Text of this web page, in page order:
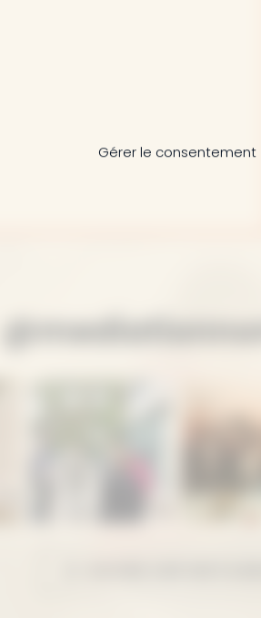
Gérer le consentement